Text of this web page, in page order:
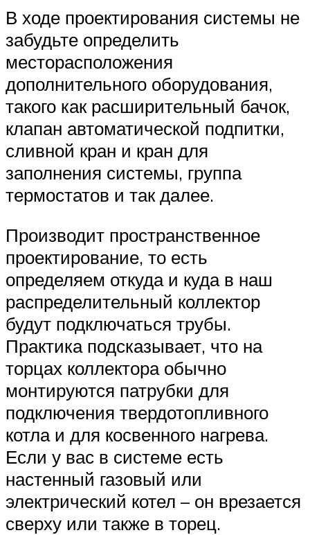
В ходе проектирования системы не
забудьте определить
месторасположения
дополнительного оборудования,
такого как расширительный бачок,
клапан автоматической подпитки,
сливной кран и кран для
заполнения системы, группа
термостатов и так далее.
Производит пространственное
проектирование, то есть
определяем откуда и куда в наш
распределительный коллектор
будут подключаться трубы.
Практика подсказывает, что на
торцах коллектора обычно
монтируются патрубки для
подключения твердотопливного
котла и для косвенного нагрева.
Если у вас в системе есть
настенный газовый или
электрический котел – он врезается
сверху или также в торец.